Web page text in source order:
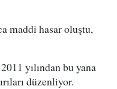
maddi hasar oluştu,
yılından bu yana
düzenliyor.